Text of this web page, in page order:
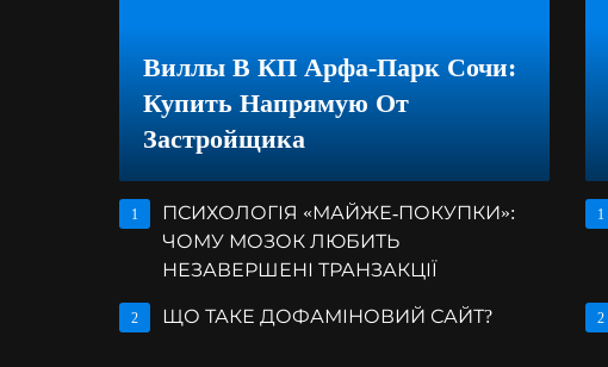
Виллы В КП Арфа-Парк Сочи:
Купить Напрямую От
Застройщика
1
ПСИХОЛОГІЯ «МАЙЖЕ-ПОКУПКИ»:
ЧОМУ МОЗОК ЛЮБИТЬ
НЕЗАВЕРШЕНІ ТРАНЗАКЦІЇ
2 ЩО ТАКЕ ДОФАМІНОВИЙ САЙТ?
1
2